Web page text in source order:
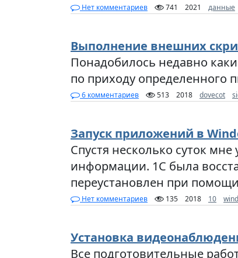
Нет комментариев 741 2021 данные
Выполнение внешних
Понадобилось недавно
по приходу определенного
6 комментариев 513 2018 dovecot
Запуск приложений в
Спустя несколько суток
информации. 1С была
переустановлен при
Нет комментариев 135 2018 10
Установка
Все подготовительные